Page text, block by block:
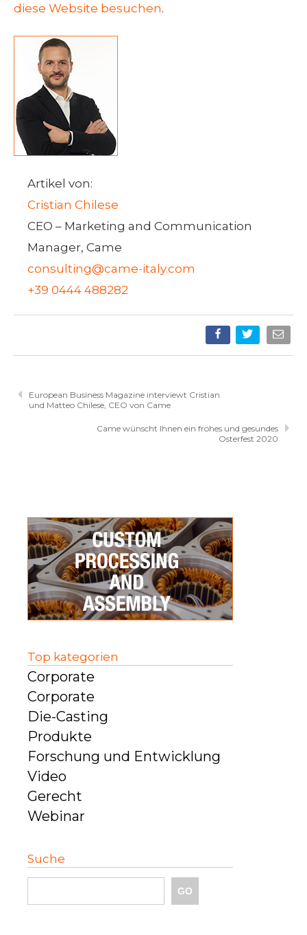
diese Website besuchen.
Artikel von:
Cristian Chilese
CEO – Marketing and Communication
Manager, Came
consulting@came-italy.com
+39 0444 488282
European Business Magazine interviewt Cristian
und Matteo Chilese, CEO von Came
Came wünscht Ihnen ein frohes und gesundes
Osterfest 2020
Top kategorien
Corporate
Corporate
Die-Casting
Produkte
Forschung und Entwicklung
Video
Gerecht
Webinar
Suche